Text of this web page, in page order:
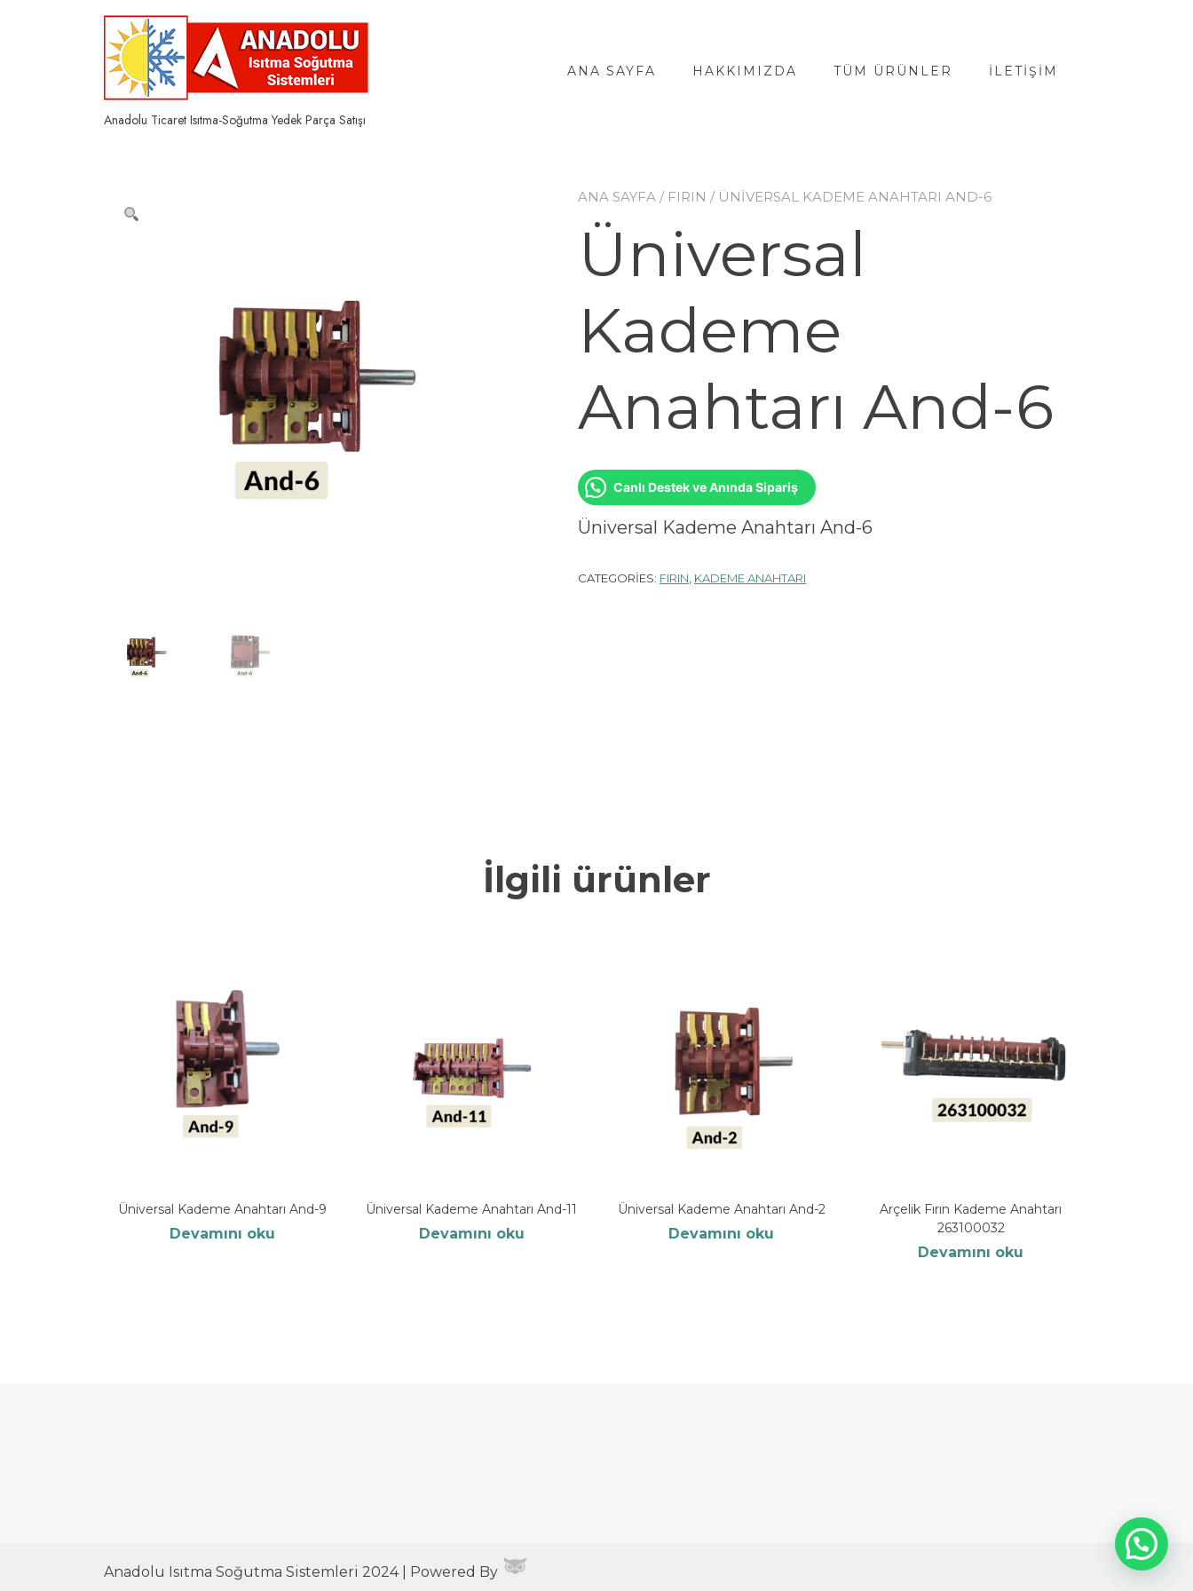
Anadolu Ticaret Isıtma-Soğutma Yedek Parça Satışı
ANA SAYFA HAKKIMIZDA TÜM ÜRÜNLER İLETIŞIM
ANA SAYFA / FIRIN / ÜNIVERSAL KADEME ANAHTARI AND-6
Üniversal
Kademe
Anahtarı And-6
Canlı Destek ve Anında Sipariş
Üniversal Kademe Anahtarı And-6
CATEGORIES: FIRIN KADEME ANAHTARI
İlgili ürünler
Üniversal Kademe Anahtarı And-9
Devamını oku
Üniversal Kademe Anahtarı And-11
Devamını oku
Üniversal Kademe Anahtarı And-2
Devamını oku
Arçelik Fırın Kademe Anahtarı
263100032
Devamını oku
Anadolu Isıtma Soğutma Sistemleri 2024 | Powered By